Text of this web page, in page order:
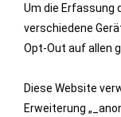
Um die Erfassung
verschiedene
Opt-Out auf allen
Diese Website
Erweiterung